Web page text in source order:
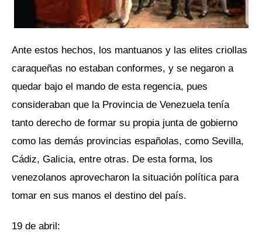
Ante estos hechos, los mantuanos y las elites criollas
caraqueñas no estaban conformes, y se negaron a
quedar bajo el mando de esta regencia, pues
consideraban que la Provincia de Venezuela tenía
tanto derecho de formar su propia junta de gobierno
como las demás provincias españolas, como Sevilla,
Cádiz, Galicia, entre otras. De esta forma, los
venezolanos aprovecharon la situación política para
tomar en sus manos el destino del país.
19 de abril: